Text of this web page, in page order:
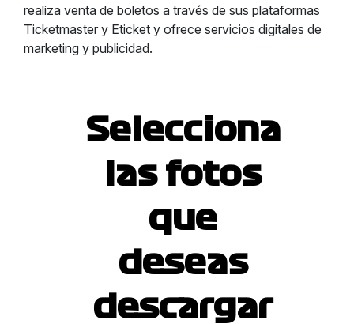
realiza venta de boletos a través de sus plataformas
Ticketmaster y Eticket y ofrece servicios digitales de
marketing y publicidad.
Selecciona
las fotos
que
deseas
descargar